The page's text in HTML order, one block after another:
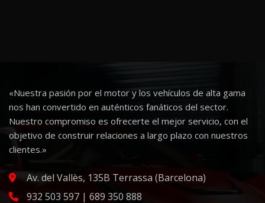
«Nuestra pasión por el motor y los vehículos de alta gama
nos han convertido en auténticos fanáticos del sector.
Nuestro compromiso es ofrecerte el mejor servicio, con el
objetivo de construir relaciones a largo plazo con nuestros
clientes.»
Av. del Vallès, 135B Terrassa (Barcelona)
932 503 597 | 689 350 888